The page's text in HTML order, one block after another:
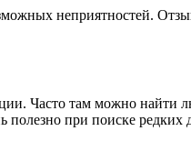
неприятностей.
Часто там можно найти
при поиске редких